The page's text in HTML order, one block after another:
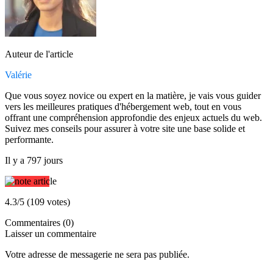
Auteur de l'article
Valérie
Que vous soyez novice ou expert en la matière, je vais vous guider
vers les meilleures pratiques d'hébergement web, tout en vous
offrant une compréhension approfondie des enjeux actuels du web.
Suivez mes conseils pour assurer à votre site une base solide et
performante.
Il y a 797 jours
4.3/5 (109 votes)
Commentaires (0)
Laisser un commentaire
Votre adresse de messagerie ne sera pas publiée.